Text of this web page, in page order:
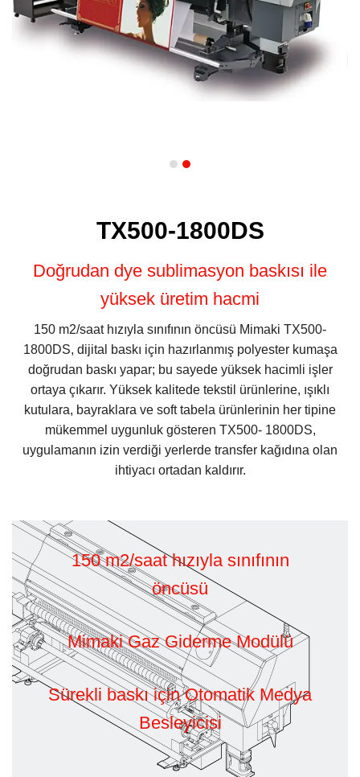
TX500-1800DS
Doğrudan dye sublimasyon baskısı ile
yüksek üretim hacmi
150 m2/saat hızıyla sınıfının öncüsü Mimaki TX500-
1800DS, dijital baskı için hazırlanmış polyester kumaşa
doğrudan baskı yapar; bu sayede yüksek hacimli işler
ortaya çıkarır. Yüksek kalitede tekstil ürünlerine, ışıklı
kutulara, bayraklara ve soft tabela ürünlerinin her tipine
mükemmel uygunluk gösteren TX500- 1800DS,
uygulamanın izin verdiği yerlerde transfer kağıdına olan
ihtiyacı ortadan kaldırır.
150 m2/saat hızıyla sınıfının
öncüsü
Mimaki Gaz Giderme Modülü
Sürekli baskı için Otomatik Medya
Besleyicisi